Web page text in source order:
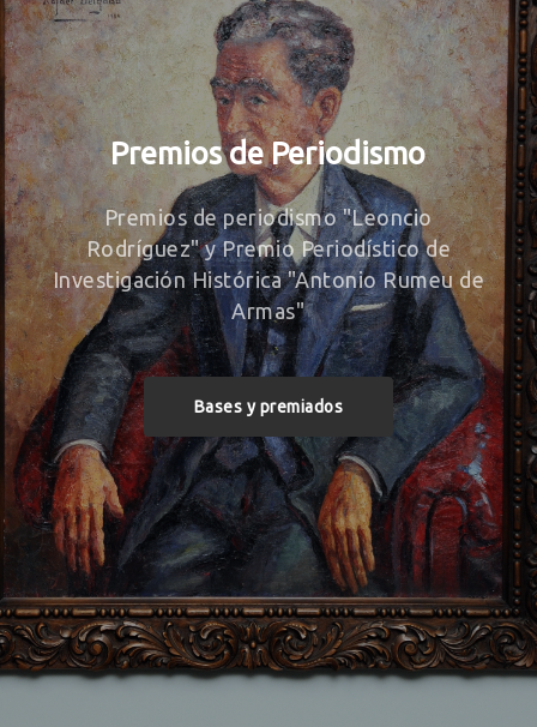
Premios de Periodismo
Premios de periodismo "Leoncio
Rodríguez" y Premio Periodístico de
Investigación Histórica "Antonio Rumeu de
Armas"
Bases y premiados